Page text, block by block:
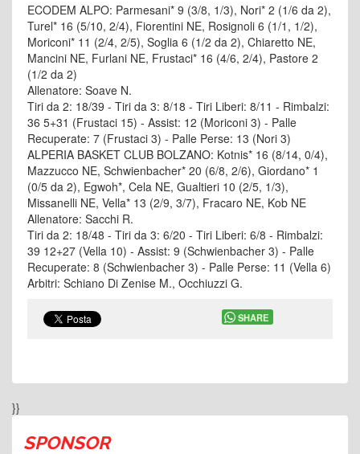
}}
SPONSOR
ECODEM ALPO: Parmesani* 9 (3/8, 1/3), Nori* 2 (1/6 da 2),
Turel* 16 (5/10, 2/4), Fiorentini NE, Rosignoli 6 (1/1, 1/2),
Moriconi* 11 (2/4, 2/5), Soglia 6 (1/2 da 2), Chiaretto NE,
Mancini NE, Furlani NE, Frustaci* 16 (4/6, 2/4), Pastore 2
(1/2 da 2)
Allenatore: Soave N.
Tiri da 2: 18/39 - Tiri da 3: 8/18 - Tiri Liberi: 8/11 - Rimbalzi:
36 5+31 (Frustaci 15) - Assist: 12 (Moriconi 3) - Palle
Recuperate: 7 (Frustaci 3) - Palle Perse: 13 (Nori 3)
ALPERIA BASKET CLUB BOLZANO: Kotnis* 16 (8/14, 0/4),
Mazzucco NE, Schwienbacher* 20 (6/8, 2/6), Giordano* 1
(0/5 da 2), Egwoh*, Cela NE, Gualtieri 10 (2/5, 1/3),
Missanelli NE, Vella* 13 (2/9, 3/7), Fracaro NE, Kob NE
Allenatore: Sacchi R.
Tiri da 2: 18/48 - Tiri da 3: 6/20 - Tiri Liberi: 6/8 - Rimbalzi:
39 12+27 (Vella 10) - Assist: 9 (Schwienbacher 3) - Palle
Recuperate: 8 (Schwienbacher 3) - Palle Perse: 11 (Vella 6)
Arbitri: Schiano Di Zenise M., Occhiuzzi G.
SHARE